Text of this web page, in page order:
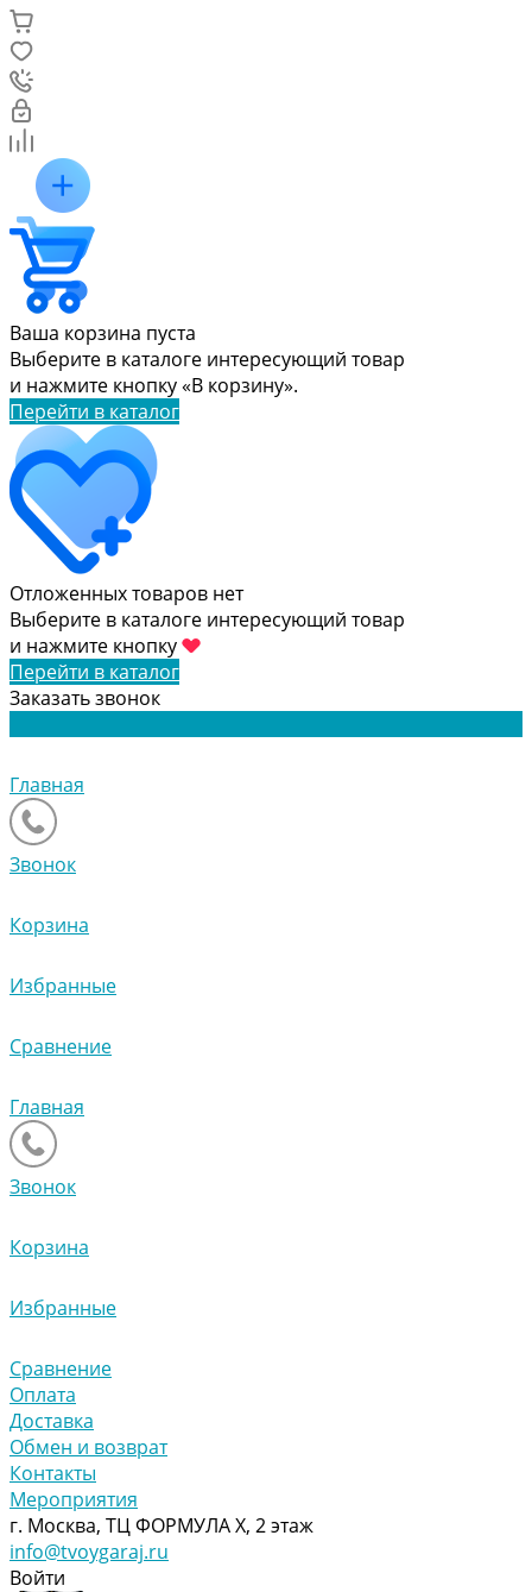
Ваша корзина пуста
Выберите в каталоге интересующий товар
и нажмите кнопку «В корзину».
Перейти в каталог
Отложенных товаров нет
Выберите в каталоге интересующий товар
и нажмите кнопку
Перейти в каталог
Заказать звонок
Главная
Звонок
Корзина
Избранные
Сравнение
Главная
Звонок
Корзина
Избранные
Сравнение
Оплата
Доставка
Обмен и возврат
Контакты
Мероприятия
г. Москва, ТЦ ФОРМУЛА Х, 2 этаж
info@tvoygaraj.ru
Войти